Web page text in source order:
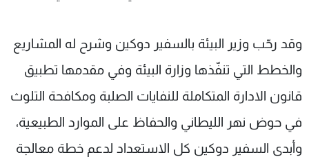
وقد رحّب وزير البيئة بالسفير دوكين وشرح له المشاريع
والخطط التي تنفّذها وزارة البيئة وفي مقدمها تطبيق
قانون الادارة المتكاملة للنفايات الصلبة ومكافحة التلوث
في حوض نهر الليطاني والحفاظ على الموارد الطبيعية،
وأبدى السفير دوكين كل الاستعداد لدعم خطة معالجة